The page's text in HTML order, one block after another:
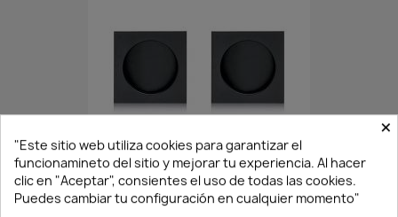
En Stock·Envío 24/48h
JUEGO TIRADORES PARA...
×
"Este sitio web utiliza cookies para garantizar el
funcionamineto del sitio y mejorar tu experiencia. Al hacer
clic en "Aceptar", consientes el uso de todas las cookies.
Puedes cambiar tu configuración en cualquier momento"